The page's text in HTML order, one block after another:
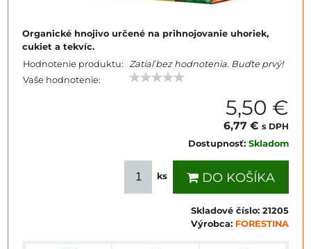
Organické hnojivo určené na prihnojovanie uhoriek,
cukiet a tekvíc.
Hodnotenie produktu: Zatiaľ bez hodnotenia. Buďte prvý!
Vaše hodnotenie:
5,50 €
6,77 € s DPH
Dostupnosť: Skladom
ks DO KOŠÍKA
Skladové číslo: 21205
Výrobca: FORESTINA